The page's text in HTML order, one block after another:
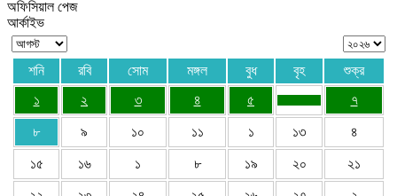
অফিসিয়াল পেজ
আর্কাইভ
শনি রবি সোম মঙ্গল বুধ বৃহ
শুক্র
১
২ ৩ ৪ ৫ ৭
৮ ৯ ১০ ১১ ১ ১৩ ৪
১৫ ১৬ ১ ৮ ১৯ ২০ ২১